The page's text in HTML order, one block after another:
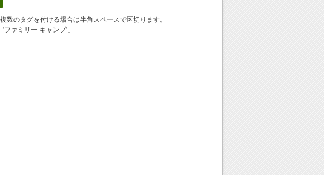
のタグを付ける場合は半角スペースで区切ります。
ァミリー キャンプ'」